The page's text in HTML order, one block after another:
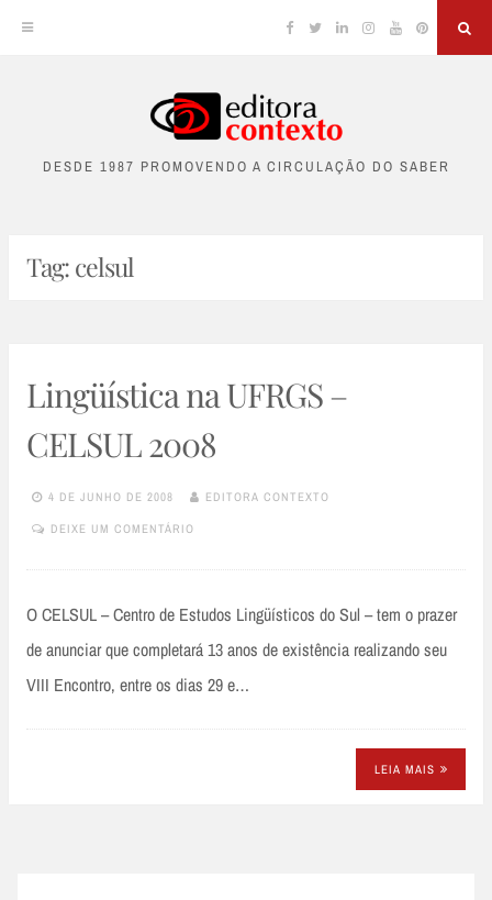
content
Facebook
TwitterLinkedinInstagram
YouTubePinterest
DESDE 1987 PROMOVENDO A CIRCULAÇÃO DO SABER
Tag:celsul
Lingüística na UFRGS –
CELSUL 2008
4 DE JUNHO DE 2008 EDITORA CONTEXTO
DEIXE UM COMENTÁRIO
O CELSUL – Centro de Estudos Lingüísticos do Sul – tem o prazer
de anunciar que completará 13 anos de existência realizando seu
VIII Encontro, entre os dias 29 e…
LEIA MAIS